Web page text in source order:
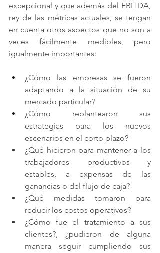
excepcional y que además del EBITDA,
rey de las métricas actuales, se tengan
en cuenta otros aspectos que no son a
veces fácilmente medibles, pero
igualmente importantes:
¿Cómo las empresas se fueron
adaptando a la situación de su
mercado particular?
¿Cómo replantearon sus
estrategias para los nuevos
escenarios en el corto plazo?
¿Qué hicieron para mantener a los
trabajadores productivos y
estables, a expensas de las
ganancias o del flujo de caja?
¿Qué medidas tomaron para
reducir los costos operativos?
¿Cómo fue el tratamiento a sus
clientes?, ¿pudieron de alguna
manera seguir cumpliendo sus